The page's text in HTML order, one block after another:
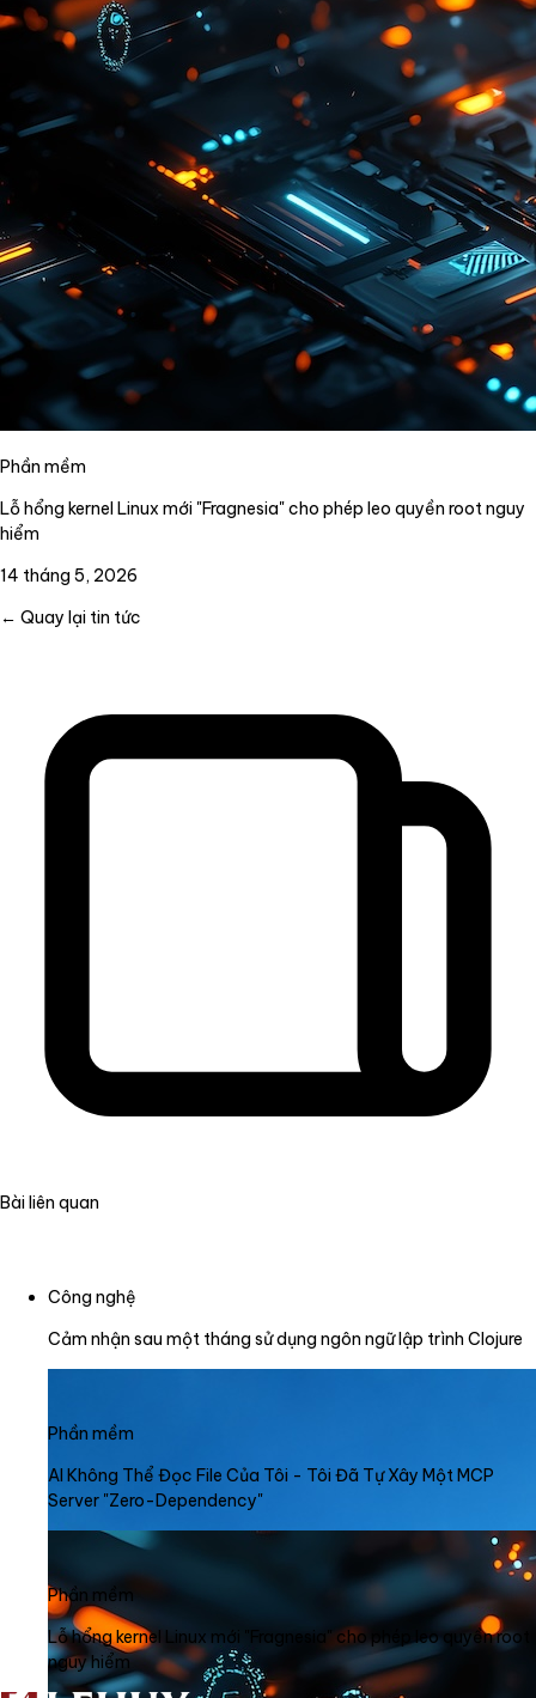
Phần mềm
Lỗ hổng kernel Linux mới "Fragnesia" cho phép leo quyền root nguy
hiểm
14 tháng 5, 2026
← Quay lại tin tức
Bài liên quan
Công nghệ
Cảm nhận sau một tháng sử dụng ngôn ngữ lập trình Clojure
Phần mềm
AI Không Thể Đọc File Của Tôi - Tôi Đã Tự Xây Một MCP
Server "Zero-Dependency"
Phần mềm
Lỗ hổng kernel Linux mới "Fragnesia" cho phép leo quyền root
nguy hiểm